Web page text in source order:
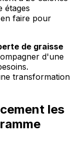
étages
faire pour
de graisse
d'une
transformation
les